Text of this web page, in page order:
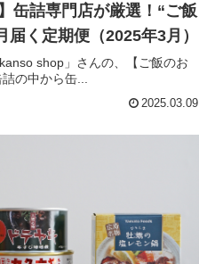
缶詰専門店が厳選！“ご飯
届く定期便（2025年3月）
shop」さんの、【ご飯のお
の中から缶...
2025.03.09